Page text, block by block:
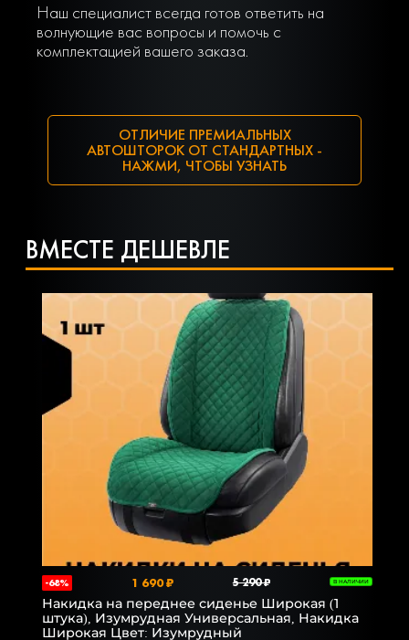
Наш специалист всегда готов ответить на
волнующие вас вопросы и помочь с
комплектацией вашего заказа.
ОТЛИЧИЕ ПРЕМИАЛЬНЫХ
АВТОШТОРОК ОТ СТАНДАРТНЫХ -
НАЖМИ, ЧТОБЫ УЗНАТЬ
ВМЕСТЕ ДЕШЕВЛЕ
-68% 1 690 ₽ 5 290 ₽ В НАЛИЧИИ
Накидка на переднее сиденье Широкая (1
штука), Изумрудная Универсальная, Накидка
Широкая Цвет: Изумрудный